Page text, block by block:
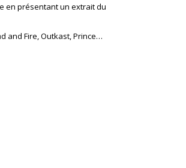
en présentant un extrait du
and Fire, Outkast, Prince…